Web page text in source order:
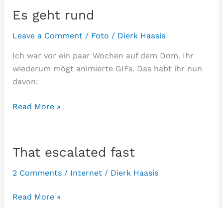
Es geht rund
Leave a Comment / Foto / Dierk Haasis
Ich war vor ein paar Wochen auf dem Dom. Ihr
wiederum mögt animierte GIFs. Das habt ihr nun
davon:
Es
rund
Read More »
That escalated fast
2 Comments / Internet/ Dierk Haasis
That
Read More »